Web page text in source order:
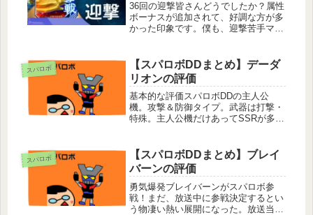
36回の迎撃皆さんどうでしたか？属性
ボーナスが追加されて、好調な方が多
かった印象です。僕も、迎撃苦手マン
た。スコアボーナスに攻撃の属性ボー
ナスが追加された今回の迎撃から属
性...
スパロボ
【スパロボDDまとめ】デーダ
リオンの評価
基本的な評価スパロボDDの主人公
機。攻撃＆防御タイプ。武器は打撃・
特殊。主人公機だけあってSSRが多く
かパワーアップ形態としてディーダリ
オンザアムになる。対決での評価ザア
ム...
スパロボ
【スパロボDDまとめ】ブレイ
バーンの評価
勇気爆発ブレイバーンがスパロボ参
戦！まだ、放送中に参戦決定するとい
う物凄い熱い展開になった。放送当初